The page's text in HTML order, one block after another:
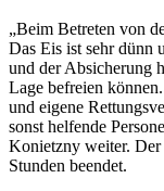
„Beim Betreten von
Das Eis ist sehr dünn
und der Absicherung
Lage befreien
und eigene
sonst helfende
Konietzny weiter. Der
Stunden beendet.